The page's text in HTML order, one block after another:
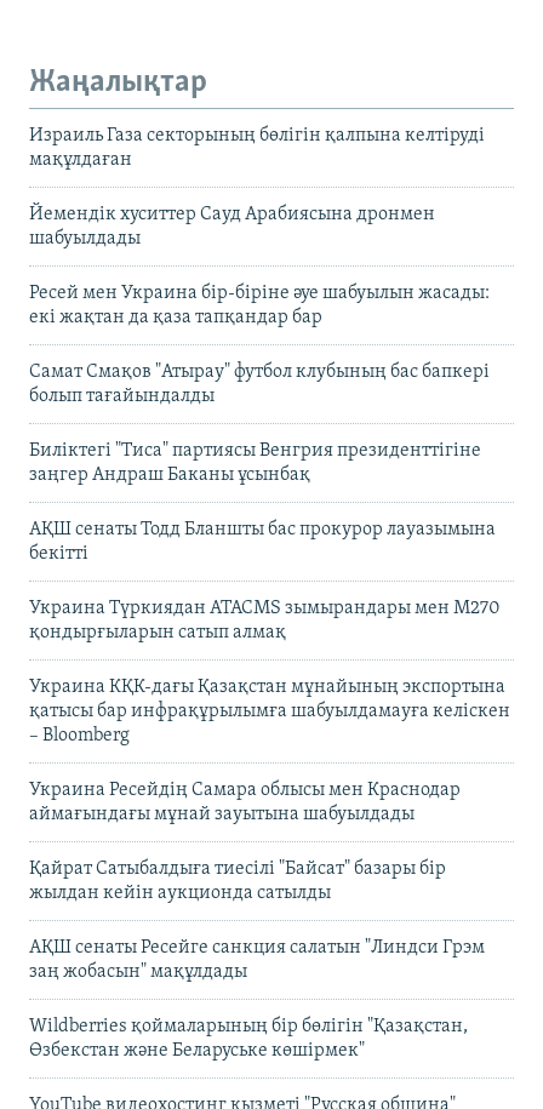
Жаңалықтар
Израиль Газа секторының бөлігін қалпына келтіруді
мақұлдаған
Йемендік хуситтер Сауд Арабиясына дронмен
шабуылдады
Ресей мен Украина бір-біріне әуе шабуылын жасады:
екі жақтан да қаза тапқандар бар
Самат Смақов "Атырау" футбол клубының бас бапкері
болып тағайындалды
Биліктегі "Тиса" партиясы Венгрия президенттігіне
заңгер Андраш Баканы ұсынбақ
АҚШ сенаты Тодд Бланшты бас прокурор лауазымына
бекітті
Украина Түркиядан ATACMS зымырандары мен M270
қондырғыларын сатып алмақ
Украина КҚК-дағы Қазақстан мұнайының экспортына
қатысы бар инфрақұрылымға шабуылдамауға келіскен
– Bloomberg
Украина Ресейдің Самара облысы мен Краснодар
аймағындағы мұнай зауытына шабуылдады
Қайрат Сатыбалдыға тиесілі "Байсат" базары бір
жылдан кейін аукционда сатылды
АҚШ сенаты Ресейге санкция салатын "Линдси Грэм
заң жобасын" мақұлдады
Wildberries қоймаларының бір бөлігін "Қазақстан,
Өзбекстан және Беларуське көшірмек"